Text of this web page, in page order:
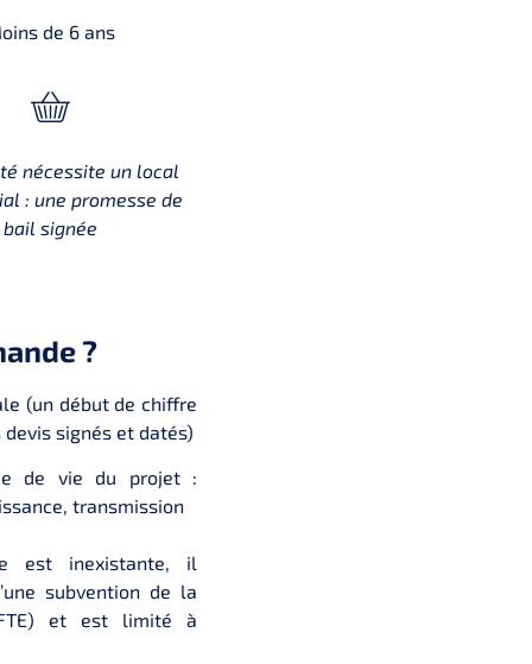
de 6 ans
nécessite un local
: une promesse de
bail signée
?
(un début de chiffre
devis signés et datés)
de vie du projet :
transmission
est inexistante, il
subvention de la
et est limité à